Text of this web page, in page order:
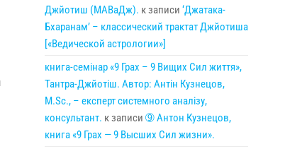
Джйотиш (МАВаДж). к записи ‘Джатака-
Бхаранам’ – классический трактат Джйотиша
[«Ведической астрологии»]
книга-семінар «9 Грах – 9 Вищих Сил життя»,
Тантра-Джйотіш. Автор: Антін Кузнецов,
M.Sc., – експерт системного аналізу,
консультант. к записи ➈ Антон Кузнецов,
книга «9 Грах — 9 Высших Сил жизни».